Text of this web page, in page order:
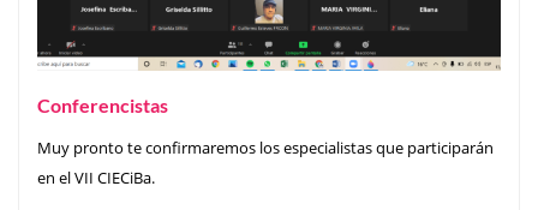
Conferencistas
Muy pronto te confirmaremos los especialistas que participarán
en el VII CIECiBa.